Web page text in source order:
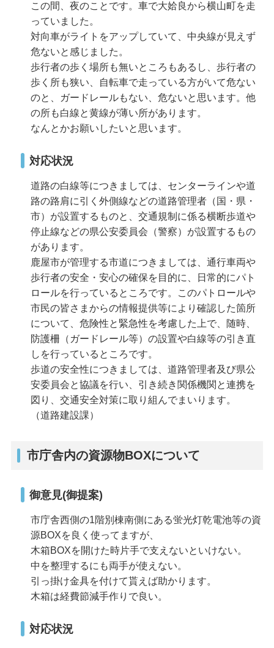
この間、夜のことです。車で大姶良から横山町を走
っていました。
対向車がライトをアップしていて、中央線が見えず
危ないと感じました。
歩行者の歩く場所も無いところもあるし、歩行者の
歩く所も狭い、自転車で走っている方がいて危ない
のと、ガードレールもない、危ないと思います。他
の所も白線と黄線が薄い所があります。
なんとかお願いしたいと思います。
対応状況
道路の白線等につきましては、センターラインや道
路の路肩に引く外側線などの道路管理者（国・県・
市）が設置するものと、交通規制に係る横断歩道や
停止線などの県公安委員会（警察）が設置するもの
があります。
鹿屋市が管理する市道につきましては、通行車両や
歩行者の安全・安心の確保を目的に、日常的にパト
ロールを行っているところです。このパトロールや
市民の皆さまからの情報提供等により確認した箇所
について、危険性と緊急性を考慮した上で、随時、
防護柵（ガードレール等）の設置や白線等の引き直
しを行っているところです。
歩道の安全性につきましては、道路管理者及び県公
安委員会と協議を行い、引き続き関係機関と連携を
図り、交通安全対策に取り組んでまいります。
（道路建設課）
市庁舎内の資源物BOXについて
御意見(御提案)
市庁舎西側の1階別棟南側にある蛍光灯乾電池等の資
源BOXを良く使ってますが、
木箱BOXを開けた時片手で支えないといけない。
中を整理するにも両手が使えない。
引っ掛け金具を付けて貰えば助かります。
木箱は経費節減手作りで良い。
対応状況